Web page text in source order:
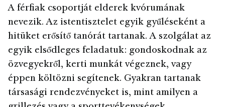
A férfiak csoportját elderek kvórumának
nevezik. Az istentisztelet egyik gyűléseként a
hitüket erősítő tanórát tartanak. A szolgálat az
egyik elsődleges feladatuk: gondoskodnak az
özvegyekről, kerti munkát végeznek, vagy
éppen költözni segítenek. Gyakran tartanak
társasági rendezvényeket is, mint amilyen a